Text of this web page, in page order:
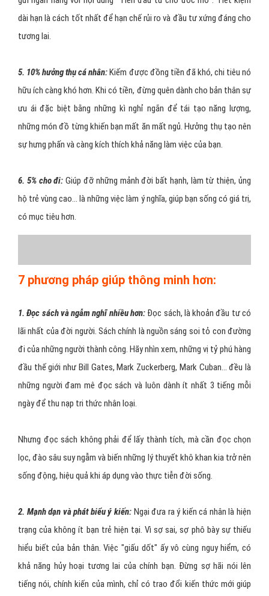
dài hạn là cách tốt nhất để hạn chế rủi ro và đầu tư xứng đáng cho
tương lai.
5. 10% hưởng thụ cá nhân:Kiếm được đồng tiền đã khó, chi tiêu nó
hữu ích càng khó hơn. Khi có tiền, đừng quên dành cho bản thân sự
ưu ái đặc biệt bằng những kì nghỉ ngắn để tái tạo năng lượng,
những món đồ từng khiến bạn mất ăn mất ngủ. Hưởng thụ tạo nên
sự hưng phấn và càng kích thích khả năng làm việc của bạn.
6. 5% cho đi: Giúp đỡ những mảnh đời bất hạnh, làm từ thiện, ủng
hộ trẻ vùng cao... là những việc làm ý nghĩa, giúp bạn sống có giá trị,
có mục tiêu hơn.
7 phương pháp giúp thông minh hơn:
1. Đọc sách và ngẫm nghĩ nhiều hơn: Đọc sách, là khoản đầu tư có
lãi nhất của đời người. Sách chính là nguồn sáng soi tỏ con đường
đi của những người thành công. Hãy nhìn xem, những vị tỷ phú hàng
đầu thế giới như Bill Gates, Mark Zuckerberg, Mark Cuban... đều là
những người đam mê đọc sách và luôn dành ít nhất 3 tiếng mỗi
ngày để thu nạp tri thức nhân loại.
Nhưng đọc sách không phải để lấy thành tích, mà cần đọc chọn
lọc, đào sâu suy ngẫm và biến những lý thuyết khô khan kia trở nên
sống động, hiệu quả khi áp dụng vào thực tiễn đời sống.
2. Mạnh dạn và phát biểu ý kiến:Ngại đưa ra ý kiến cá nhân là hiện
trạng của không ít bạn trẻ hiện tại. Vì sợ sai, sợ phô bày sự thiếu
hiểu biết của bản thân. Việc "giấu dốt" ấy vô cùng nguy hiểm, có
khả năng hủy hoại tương lai của chính bạn. Đừng sợ hãi nói lên
tiếng nói, chính kiến của mình, chỉ có trao đổi kiến thức mới giúp